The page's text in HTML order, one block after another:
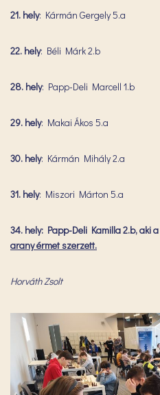
21. hely: Kármán Gergely 5.a
22. hely: Béli Márk 2.b
28. hely: Papp-Deli Marcell 1.b
29. hely: Makai Ákos 5.a
30. hely: Kármán Mihály 2.a
31. hely: Miszori Márton 5.a
34. hely: Papp-Deli Kamilla 2.b, aki a
arany érmet szerzett.
Horváth Zsolt